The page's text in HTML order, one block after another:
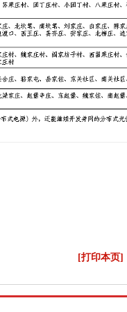
[打印本页]